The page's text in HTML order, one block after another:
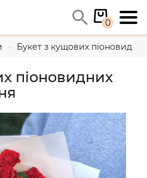
0
Букет з кущових
піоновидних